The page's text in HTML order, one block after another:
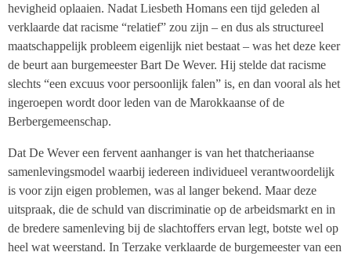
hevigheid oplaaien. Nadat Liesbeth Homans een tijd geleden al
verklaarde dat racisme “relatief” zou zijn – en dus als structureel
maatschappelijk probleem eigenlijk niet bestaat – was het deze keer
de beurt aan burgemeester Bart De Wever. Hij stelde dat racisme
slechts “een excuus voor persoonlijk falen” is, en dan vooral als het
ingeroepen wordt door leden van de Marokkaanse of de
Berbergemeenschap.
Dat De Wever een fervent aanhanger is van het thatcheriaanse
samenlevingsmodel waarbij iedereen individueel verantwoordelijk
is voor zijn eigen problemen, was al langer bekend. Maar deze
uitspraak, die de schuld van discriminatie op de arbeidsmarkt en in
de bredere samenleving bij de slachtoffers ervan legt, botste wel op
heel wat weerstand. In Terzake verklaarde de burgemeester van een